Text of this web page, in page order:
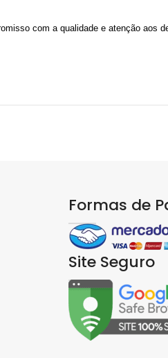
com a qualidade e atenção aos
Formas de
Site Seguro